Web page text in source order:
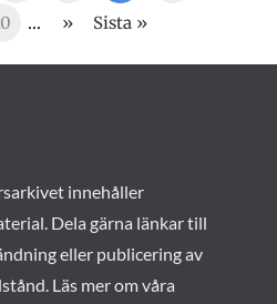
... » Sista »
innehåller
Dela gärna länkar till
eller publicering av
Läs mer om våra